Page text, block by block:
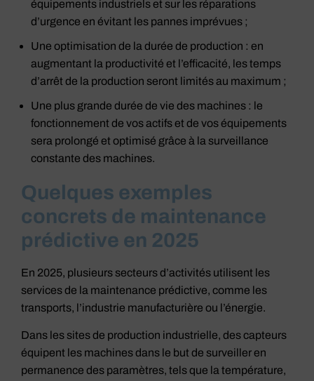
équipements industriels et sur les réparations
d’urgence en évitant les pannes imprévues ;
Une optimisation de la durée de production : en
augmentant la productivité et l’efficacité, les temps
d’arrêt de la production seront limités au maximum ;
Une plus grande durée de vie des machines : le
fonctionnement de vos actifs et de vos équipements
sera prolongé et optimisé grâce à la surveillance
constante des machines.
Quelques exemples
concrets de maintenance
prédictive en 2025
En 2025, plusieurs secteurs d’activités utilisent les
services de la maintenance prédictive, comme les
transports, l’industrie manufacturière ou l’énergie.
Dans les sites de production industrielle, des capteurs
équipent les machines dans le but de surveiller en
permanence des paramètres, tels que la température,